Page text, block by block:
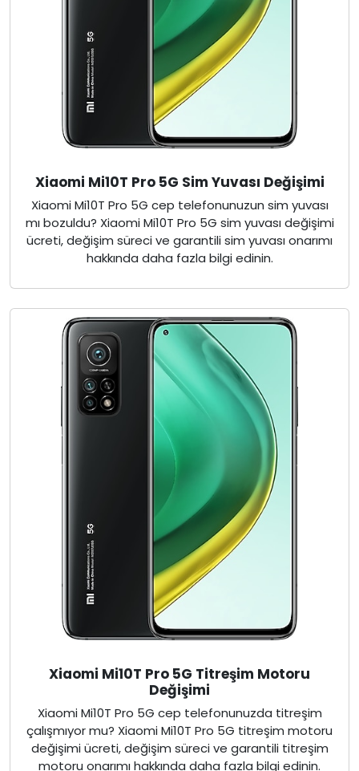
Xiaomi Mi10T Pro 5G Sim Yuvası Değişimi
Xiaomi Mi10T Pro 5G cep telefonunuzun sim yuvası
mı bozuldu? Xiaomi Mi10T Pro 5G sim yuvası değişimi
ücreti, değişim süreci ve garantili sim yuvası onarımı
hakkında daha fazla bilgi edinin.
Xiaomi Mi10T Pro 5G Titreşim Motoru
Değişimi
Xiaomi Mi10T Pro 5G cep telefonunuzda titreşim
çalışmıyor mu? Xiaomi Mi10T Pro 5G titreşim motoru
değişimi ücreti, değişim süreci ve garantili titreşim
motoru onarımı hakkında daha fazla bilgi edinin.